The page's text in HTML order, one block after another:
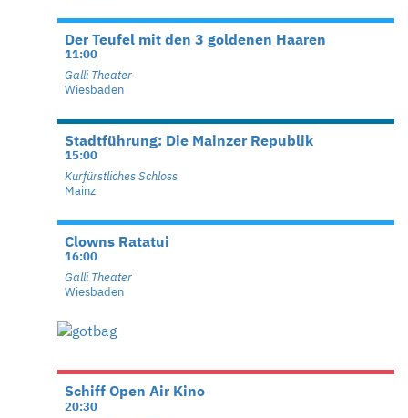
Der Teufel mit den 3 goldenen Haaren
11:00
Galli Theater
Wiesbaden
Stadtführung: Die Mainzer Republik
15:00
Kurfürstliches Schloss
Mainz
Clowns Ratatui
16:00
Galli Theater
Wiesbaden
Schiff Open Air Kino
20:30